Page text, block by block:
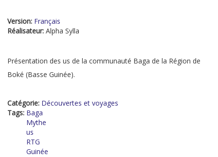
Version: Français
Réalisateur: Alpha Sylla
Présentation des us de la communauté Baga de la Région de
Boké (Basse Guinée).
Catégorie: Découvertes et voyages
Tags: Baga
Mythe
us
RTG
Guinée